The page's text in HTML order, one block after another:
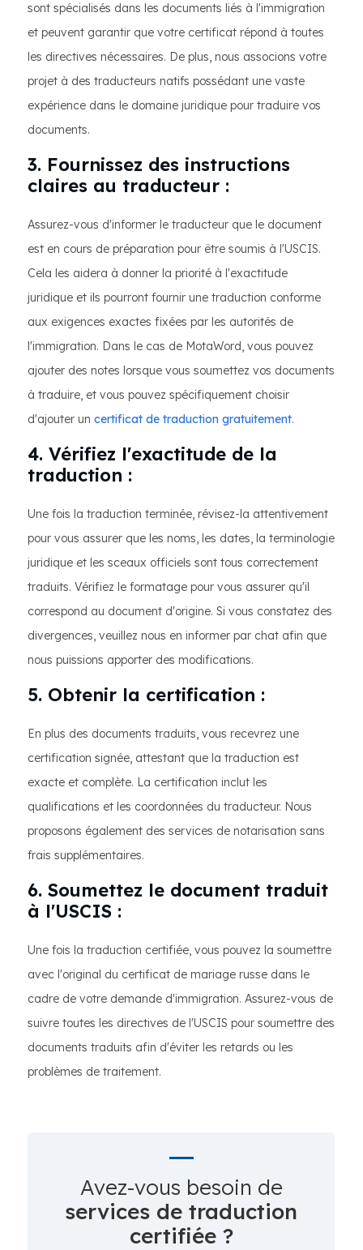
sont spécialisés dans les documents liés à l'immigration
et peuvent garantir que votre certificat répond à toutes
les directives nécessaires. De plus, nous associons votre
projet à des traducteurs natifs possédant une vaste
expérience dans le domaine juridique pour traduire vos
documents.
3. Fournissez des instructions
claires au traducteur :
Assurez-vous d'informer le traducteur que le document
est en cours de préparation pour être soumis à l'USCIS.
Cela les aidera à donner la priorité à l'exactitude
juridique et ils pourront fournir une traduction conforme
aux exigences exactes fixées par les autorités de
l'immigration. Dans le cas de MotaWord, vous pouvez
ajouter des notes lorsque vous soumettez vos documents
à traduire, et vous pouvez spécifiquement choisir
d'ajouter un certificat de traduction gratuitement.
4. Vérifiez l'exactitude de la
traduction :
Une fois la traduction terminée, révisez-la attentivement
pour vous assurer que les noms, les dates, la terminologie
juridique et les sceaux officiels sont tous correctement
traduits. Vérifiez le formatage pour vous assurer qu'il
correspond au document d'origine. Si vous constatez des
divergences, veuillez nous en informer par chat afin que
nous puissions apporter des modifications.
5. Obtenir la certification :
En plus des documents traduits, vous recevrez une
certification signée, attestant que la traduction est
exacte et complète. La certification inclut les
qualifications et les coordonnées du traducteur. Nous
proposons également des services de notarisation sans
frais supplémentaires.
6. Soumettez le document traduit
à l'USCIS :
Une fois la traduction certifiée, vous pouvez la soumettre
avec l'original du certificat de mariage russe dans le
cadre de votre demande d'immigration. Assurez-vous de
suivre toutes les directives de l'USCIS pour soumettre des
documents traduits afin d'éviter les retards ou les
problèmes de traitement.
Avez-vous besoin de
services de traduction
certifiée ?